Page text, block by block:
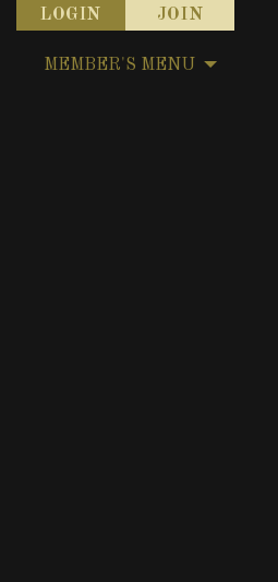
LOGIN JOIN
MEMBER'S MENU